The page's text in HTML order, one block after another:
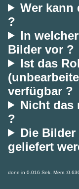
Wer kann
?
In
Bilder vor ?
Ist das
verfügbar ?
Nicht das
?
Die
geliefert
done in 0.016 Sek.